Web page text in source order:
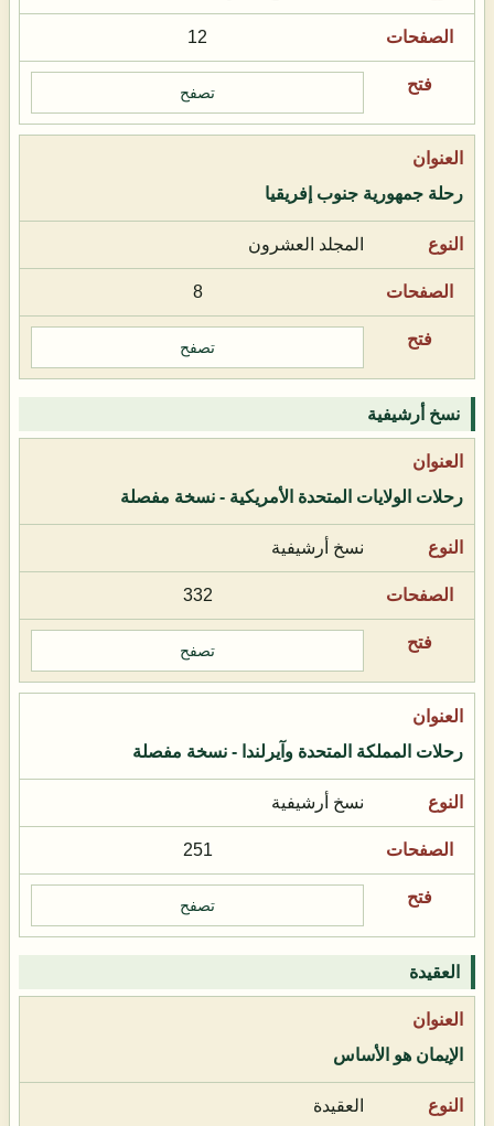
12
تصفح
رحلة جمهورية جنوب إفريقيا
المجلد العشرون
8
تصفح
نسخ أرشيفية
رحلات الولايات المتحدة الأمريكية - نسخة مفصلة
نسخ أرشيفية
332
تصفح
رحلات المملكة المتحدة وآيرلندا - نسخة مفصلة
نسخ أرشيفية
251
تصفح
العقيدة
الإيمان هو الأساس
العقيدة